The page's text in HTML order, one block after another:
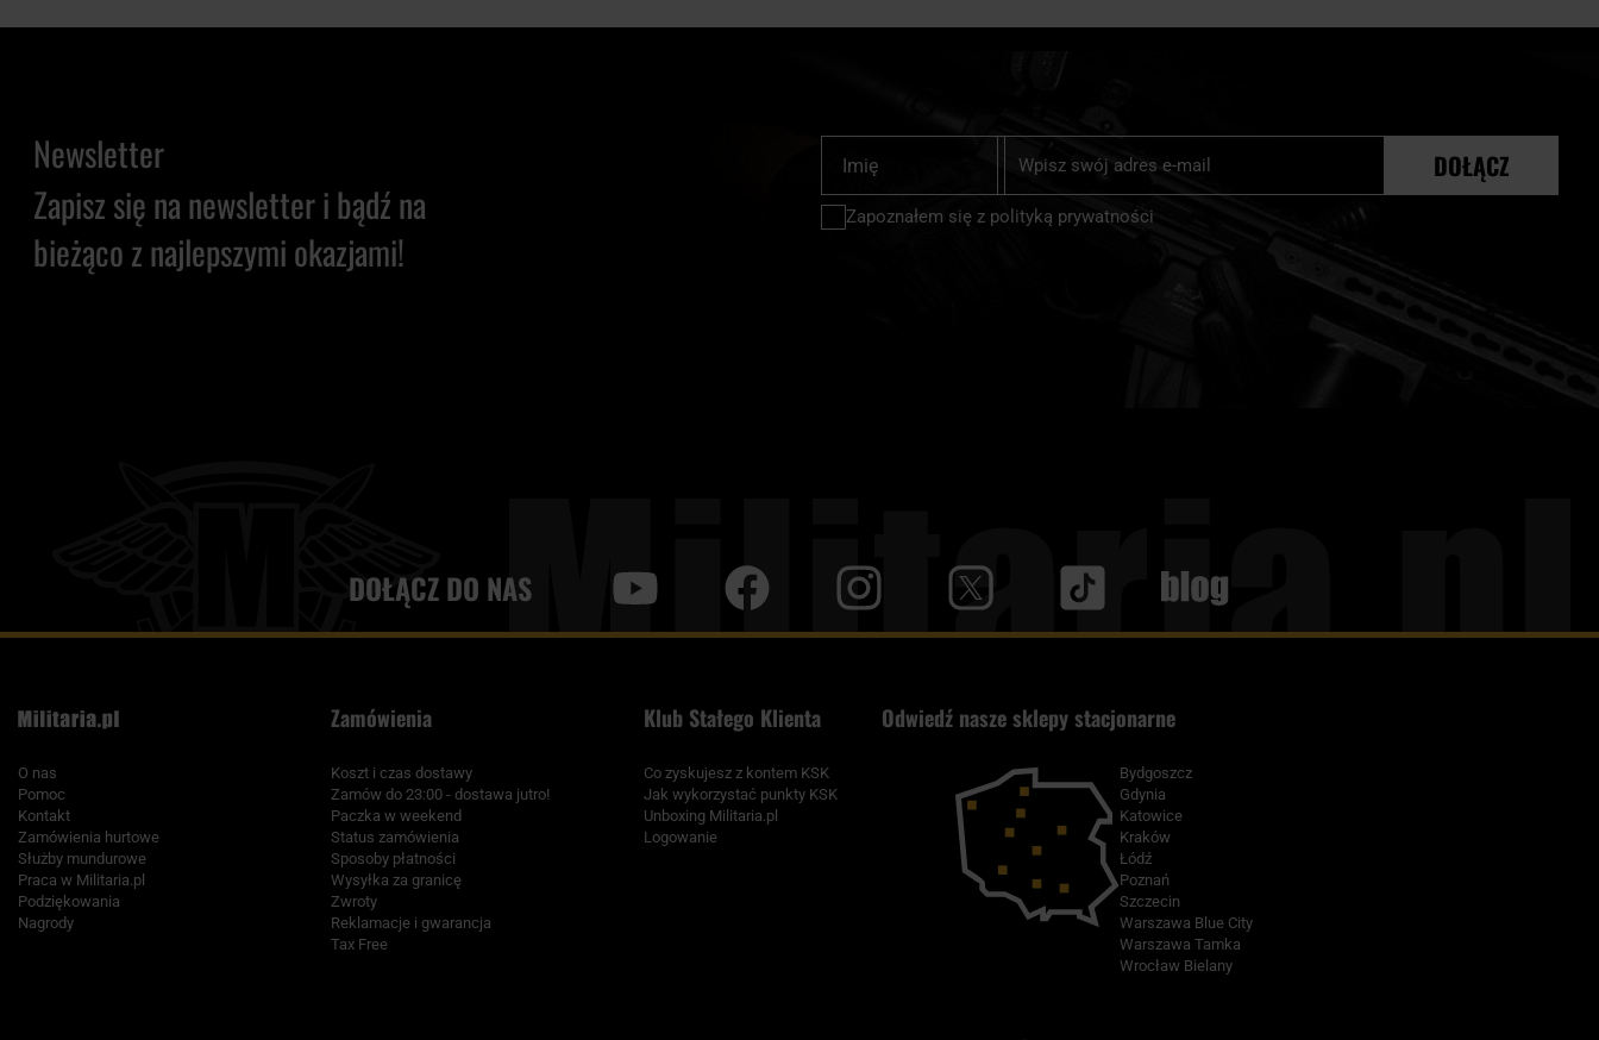
Newsletter
Zapisz się na newsletter i bądź na
bieżąco z najlepszymi okazjami!
Subskrybuj
nasz
newsletter:
Zapoznałem się z polityką prywatności
DOŁĄCZ
DOŁĄCZ DO NAS Blog
O nas
Pomoc
Kontakt
Zamówienia hurtowe
Służby mundurowe
Praca w Militaria.pl
Podziękowania
Nagrody
Zamówienia
Koszt i czas dostawy
Zamów do 23:00 - dostawa jutro!
Paczka w weekend
Status zamówienia
Sposoby płatności
Wysyłka za granicę
Zwroty
Reklamacje i gwarancja
Tax Free
Klub Stałego Klienta
Co zyskujesz z kontem KSK
Jak wykorzystać punkty KSK
Unboxing Militaria.pl
Logowanie
Odwiedź nasze sklepy stacjonarne
Bydgoszcz
Gdynia
Katowice
Kraków
Łódź
Poznań
Szczecin
Warszawa Blue City
Warszawa Tamka
Wrocław Bielany